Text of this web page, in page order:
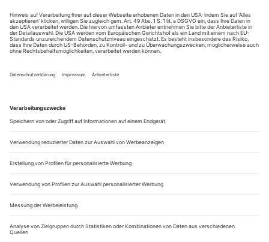
In Wagners Welt
Weniger wäre mehr: das Kunstprojekt «Temple of Appropriated
neuen Intendanz in Kassel und ebenfalls zur heißdisktutierten
documenta – mit einem kleinen Unterschied: Das
politische Porzellan blieb diesmal heil. Mit «Temple of
Appropriated Histories», einer interdisziplinären
Bühneninszenierung des Projekts «Temple of...
Seelen-Sucherin
Eine Würdigung der großen Regisseurin Andrea Breth anlässlich
ihres 70. Geburtstags